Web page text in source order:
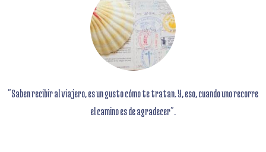
"Saben recibir al viajero,es un gusto cómo te tratan. Y, eso, cuando uno recorre
el camino es de agradecer".